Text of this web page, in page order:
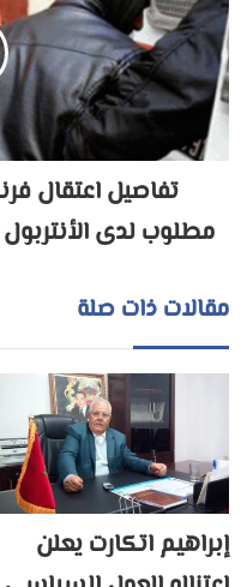
تفاصيل اعتقال
مطلوب لدى
مقالات ذات صلة
إبراهيم اتكارت يعلن